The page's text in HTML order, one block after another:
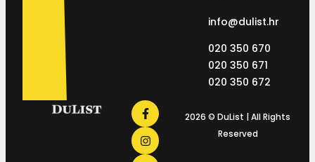
info@dulist.hr
020 350 670
020 350 671
020 350 672
2026 © DuList | All Rights
Reserved